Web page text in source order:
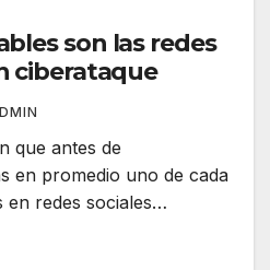
son las redes
ciberataque
que antes de
en promedio uno de cada
en redes sociales…